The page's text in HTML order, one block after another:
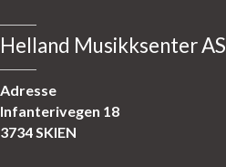
Helland Musikksenter AS
Adresse
Infanterivegen 18
3734 SKIEN